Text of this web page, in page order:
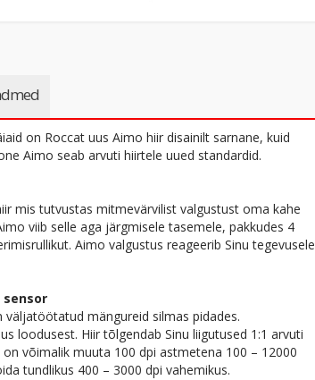
on Roccat uus Aimo hiir disainilt sarnane, kuid
Aimo seab arvuti hiirtele uued standardid.
mis tutvustas mitmevärvilist valgustust oma kahe
viib selle aga järgmisele tasemele, pakkudes 4
Aimo valgustus reageerib Sinu tegevusele
sensor
väljatöötatud mängureid silmas pidades.
loodusest. Hiir tõlgendab Sinu liigutused 1:1 arvuti
võimalik muuta 100 dpi astmetena 100 – 12000
tundlikus 400 – 3000 dpi vahemikus.